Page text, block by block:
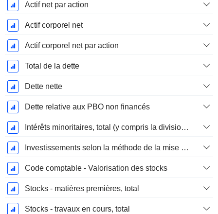
Actif net par action
Actif corporel net
Actif corporel net par action
Total de la dette
Dette nette
Dette relative aux PBO non financés
Intérêts minoritaires, total (y compris la division financière)
Investissements selon la méthode de la mise en équivalence, total
Code comptable - Valorisation des stocks
Stocks - matières premières, total
Stocks - travaux en cours, total